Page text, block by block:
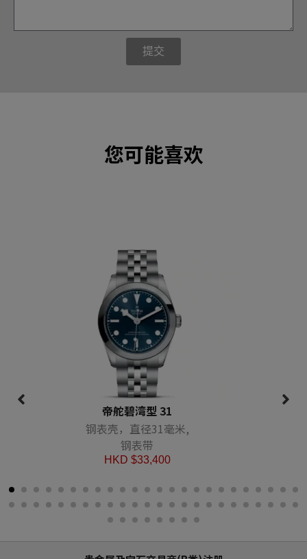
提交
您可能喜欢
帝舵碧湾型 31
钢表壳，直径31毫米,
钢表带
HKD $33,400